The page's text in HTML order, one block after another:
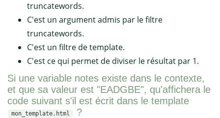
truncatewords.
C'est un argument admis par le filtre
truncatewords.
C'est un filtre de template.
C'est ce qui permet de diviser le résultat par 1.
Si une variable notes existe dans le contexte,
et que sa valeur est "EADGBE", qu'affichera le
code suivant s'il est écrit dans le template
mon_template.html ?